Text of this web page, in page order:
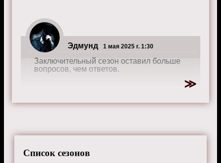
Эдмунд 1 мая 2025 г. 1:30
Заключительный сезон оставил больше
вопросов, чем ответов.
Список сезонов